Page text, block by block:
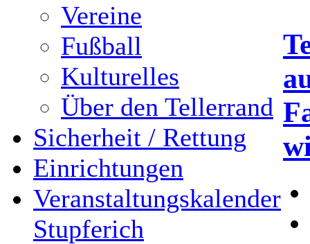
Vereine
Fußball
Kulturelles
Über den Tellerrand
Sicherheit / Rettung
Einrichtungen
Veranstaltungskalender
Stupferich